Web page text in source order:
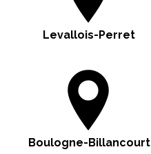
Levallois-Perret
Boulogne-Billancourt